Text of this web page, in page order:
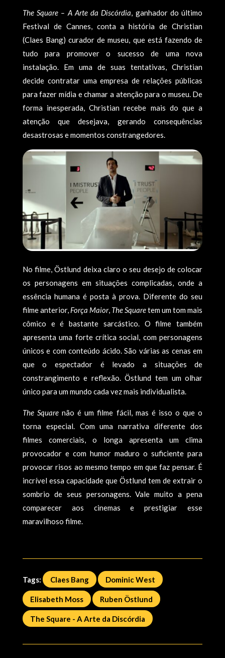
The Square – A Arte da Discórdia, ganhador do último
Festival de Cannes, conta a história de Christian
(Claes Bang) curador de museu, que está fazendo de
tudo para promover o sucesso de uma nova
instalação. Em uma de suas tentativas, Christian
decide contratar uma empresa de relações públicas
para fazer mídia e chamar a atenção para o museu. De
forma inesperada, Christian recebe mais do que a
atenção que desejava, gerando consequências
desastrosas e momentos constrangedores.
No filme, Östlund deixa claro o seu desejo de colocar
os personagens em situações complicadas, onde a
essência humana é posta à prova. Diferente do seu
filme anterior, Força Maior, The Squaretem um tom mais
cômico e é bastante sarcástico. O filme também
apresenta uma forte crítica social, com personagens
únicos e com conteúdo ácido. São várias as cenas em
que o espectador é levado a situações de
constrangimento e reflexão. Östlund tem um olhar
único para um mundo cada vez mais individualista.
The Squarenão é um filme fácil, mas é isso o que o
torna especial. Com uma narrativa diferente dos
filmes comerciais, o longa apresenta um clima
provocador e com humor maduro o suficiente para
provocar risos ao mesmo tempo em que faz pensar. É
incrível essa capacidade que Östlund tem de extrair o
sombrio de seus personagens. Vale muito a pena
comparecer aos cinemas e prestigiar esse
maravilhoso filme.
Tags: Claes Bang Dominic West
Elisabeth Moss Ruben Östlund
The Square - A Arte da Discórdia